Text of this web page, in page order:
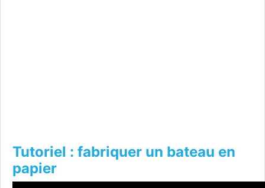
Tutoriel : fabriquer un bateau en
papier